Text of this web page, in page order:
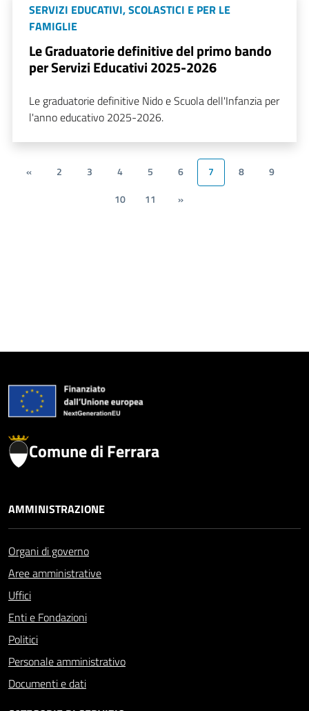
SERVIZI EDUCATIVI, SCOLASTICI E PER LE
FAMIGLIE
Le Graduatorie definitive del primo bando
per Servizi Educativi 2025-2026
Le graduatorie definitive Nido e Scuola dell'Infanzia per
l'anno educativo 2025-2026.
« 2 3 4 5 6 7 8
9
10
11 »
Comune di Ferrara
AMMINISTRAZIONE
Organi di governo
Aree amministrative
Uffici
Enti e Fondazioni
Politici
Personale amministrativo
Documenti e dati